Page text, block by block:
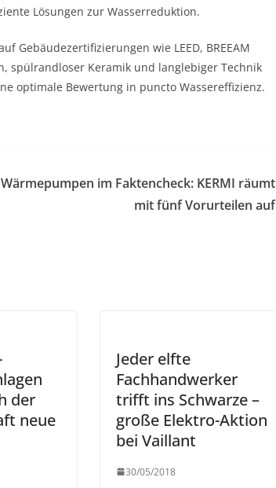
Lösungen zur Wasserreduktion.
Gebäudezertifizierungen wie LEED, BREEAM
spülrandloser Keramik und langlebiger Technik
optimale Bewertung in puncto Wassereffizienz.
Wärmepumpen im Faktencheck: KERMI räumt
mit fünf Vorurteilen auf
der
neue
Jeder elfte
Fachhandwerker
trifft ins Schwarze –
große Elektro-Aktion
bei Vaillant
30/05/2018